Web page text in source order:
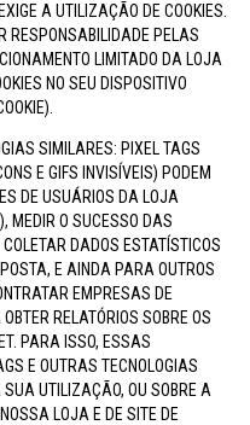
A UTILIZAÇÃO DE COOKIES.
RESPONSABILIDADE PELAS
LIMITADO DA LOJA
NO SEU DISPOSITIVO
SIMILARES: PIXEL TAGS
E GIFS INVISÍVEIS) PODEM
DE USUÁRIOS DA LOJA
MEDIR O SUCESSO DAS
DADOS ESTATÍSTICOS
E AINDA PARA OUTROS
EMPRESAS DE
RELATÓRIOS SOBRE OS
PARA ISSO, ESSAS
E OUTRAS TECNOLOGIAS
UTILIZAÇÃO, OU SOBRE A
LOJA E DE SITE DE